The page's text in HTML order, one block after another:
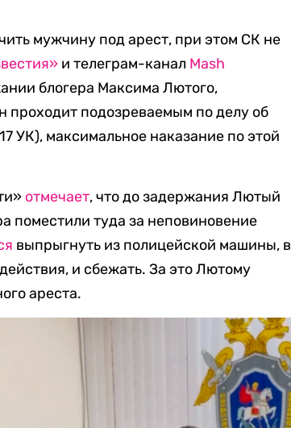
мужчину под арест, при этом СК не
и телеграм-канал Mash
блогера Максима Лютого,
подозреваемым по делу об
УК), максимальное наказание по этой
отмечает, что до задержания Лютый
поместили туда за неповиновение
выпрыгнуть из полицейской машины, в
и сбежать. За это Лютому
ареста.